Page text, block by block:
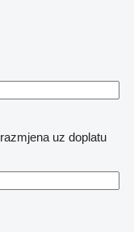
razmjena uz doplatu